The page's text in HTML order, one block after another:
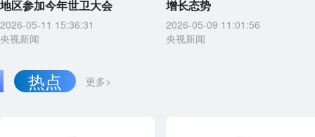
地区参加今年世卫大会
2026-05-11 15:36:31
央视新闻
增长态势
2026-05-09 11:01:56
央视新闻
更多>
热点